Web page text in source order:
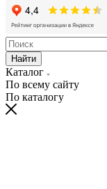
Найти
Каталог
По всему сайту
По каталогу